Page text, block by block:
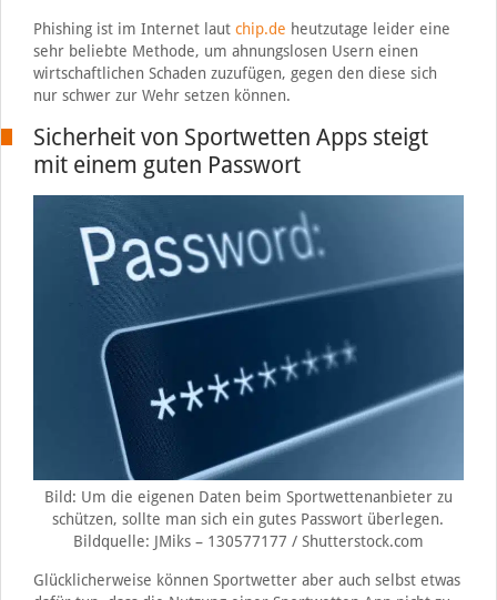
Phishing ist im Internet laut chip.de heutzutage leider eine
sehr beliebte Methode, um ahnungslosen Usern einen
wirtschaftlichen Schaden zuzufügen, gegen den diese sich
nur schwer zur Wehr setzen können.
Sicherheit von Sportwetten Apps steigt
mit einem guten Passwort
Bild: Um die eigenen Daten beim Sportwettenanbieter zu
schützen, sollte man sich ein gutes Passwort überlegen.
Bildquelle: JMiks – 130577177 / Shutterstock.com
Glücklicherweise können Sportwetter aber auch selbst etwas